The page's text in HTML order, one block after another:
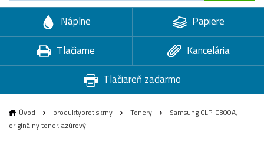
Náplne
Papiere
Tlačiarne
Kancelária
Tlačiareň zadarmo
Úvod produktyprotiskrny Tonery
Samsung CLP-C300A,
originálny toner, azúrový